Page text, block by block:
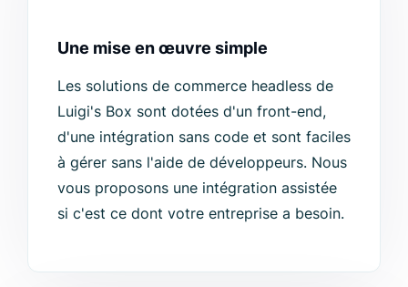
Une mise en œuvre simple
Les solutions de commerce headless de
Luigi's Box sont dotées d'un front-end,
d'une intégration sans code et sont faciles
à gérer sans l'aide de développeurs. Nous
vous proposons une intégration assistée
si c'est ce dont votre entreprise a besoin.